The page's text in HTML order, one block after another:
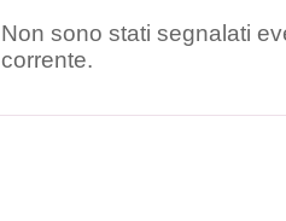
Non sono stati segnalati
corrente.